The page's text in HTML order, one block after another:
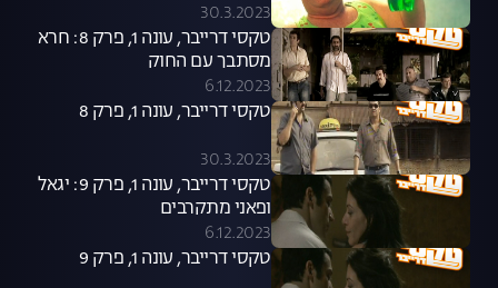
30.3.2023
טקסי דרייבר, עונה 1, פרק 8: חרא
מסתבך עם החוק
6.12.2023
טקסי דרייבר, עונה 1, פרק 8
30.3.2023
טקסי דרייבר, עונה 1, פרק 9: יגאל
ופאני מתקרבים
6.12.2023
טקסי דרייבר, עונה 1, פרק 9